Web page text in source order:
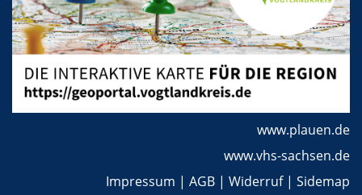
www.plauen.de
www.vhs-sachsen.de
Impressum | AGB | Widerruf| Sidemap